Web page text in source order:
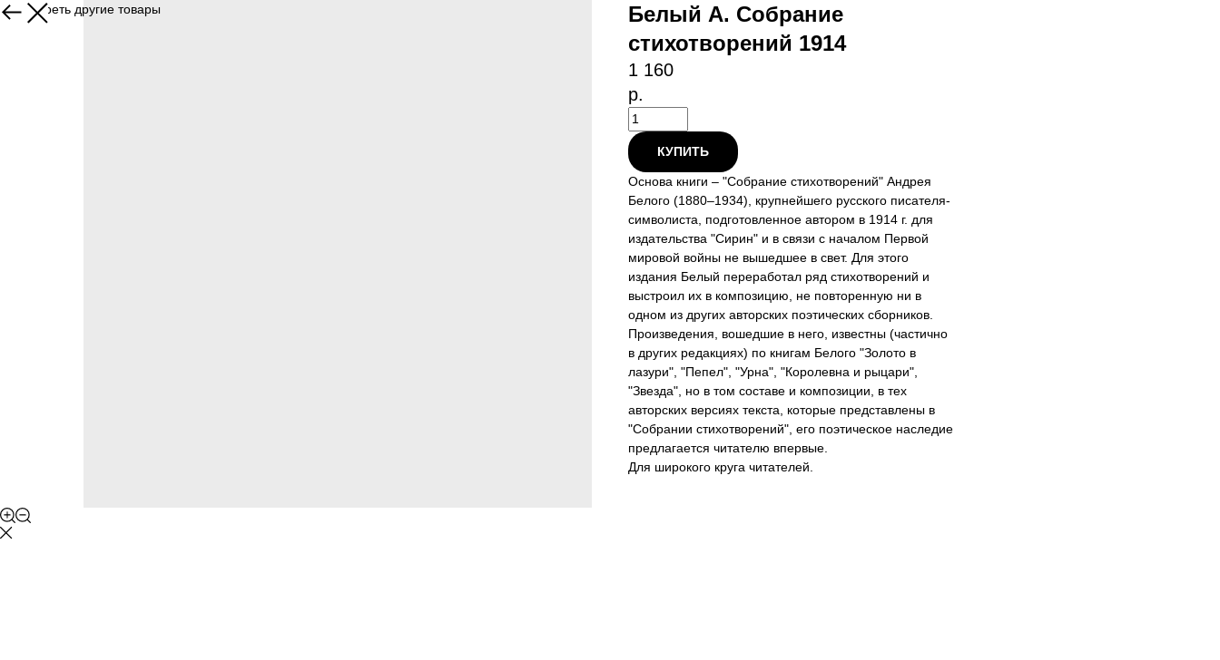
Посмотреть другие товары
Белый А. Собрание
стихотворений 1914
1 160
р.
КУПИТЬ
Основа книги – "Собрание стихотворений" Андрея
Белого (1880–1934), крупнейшего русского писателя-
символиста, подготовленное автором в 1914 г. для
издательства "Сирин" и в связи с началом Первой
мировой войны не вышедшее в свет. Для этого
издания Белый переработал ряд стихотворений и
выстроил их в композицию, не повторенную ни в
одном из других авторских поэтических сборников.
Произведения, вошедшие в него, известны (частично
в других редакциях) по книгам Белого "Золото в
лазури", "Пепел", "Урна", "Королевна и рыцари",
"Звезда", но в том составе и композиции, в тех
авторских версиях текста, которые представлены в
"Собрании стихотворений", его поэтическое наследие
предлагается читателю впервые.
Для широкого круга читателей.